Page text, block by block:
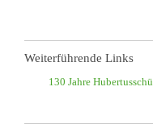
Weiterführende Links
130 Jahre